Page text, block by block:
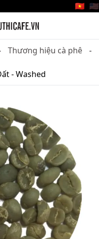
🇻🇳 🇺🇸
Thương hiệu cà phê
- Washed